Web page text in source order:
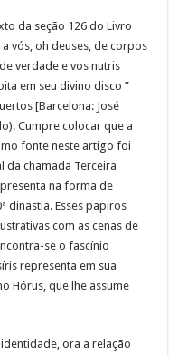
da seção 126 do Livro
vós, oh deuses, de corpos
verdade e vos nutris
em seu divino disco ”
[Barcelona: José
Cumpre colocar que a
fonte neste artigo foi
chamada Terceira
na forma de
dinastia. Esses papiros
com as cenas de
se o fascínio
representa em sua
Hórus, que lhe assume
ora a relação